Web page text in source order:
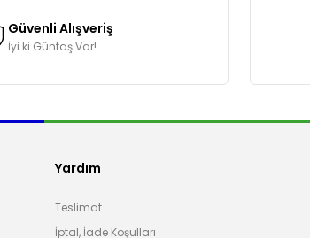
Güvenli Alışveriş
İyi ki Güntaş Var!
Yardım
Teslimat
İptal, İade Koşulları